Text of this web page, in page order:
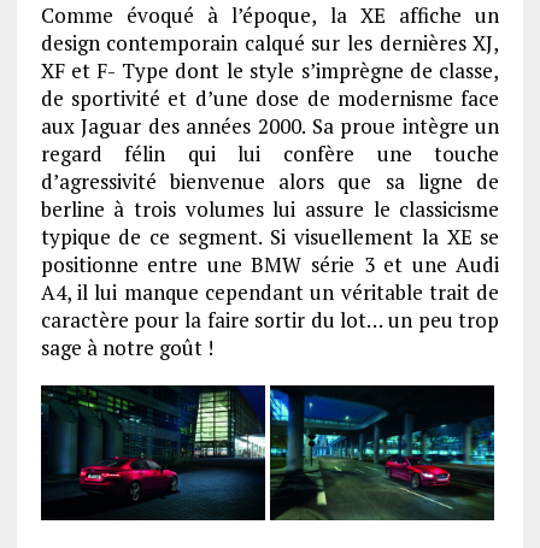
Comme évoqué à l’époque, la XE affiche un
design contemporain calqué sur les dernières XJ,
XF et F- Type dont le style s’imprègne de classe,
de sportivité et d’une dose de modernisme face
aux Jaguar des années 2000. Sa proue intègre un
regard félin qui lui confère une touche
d’agressivité bienvenue alors que sa ligne de
berline à trois volumes lui assure le classicisme
typique de ce segment. Si visuellement la XE se
positionne entre une BMW série 3 et une Audi
A4, il lui manque cependant un véritable trait de
caractère pour la faire sortir du lot… un peu trop
sage à notre goût !